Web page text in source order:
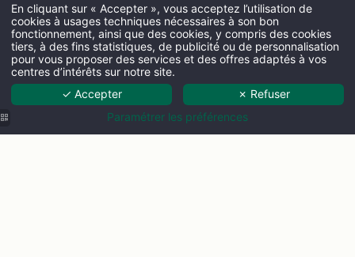
NUITS
En cliquant sur « Accepter », vous acceptez l’utilisation de
cookies à usages techniques nécessaires à son bon
fonctionnement, ainsi que des cookies, y compris des cookies
tiers, à des fins statistiques, de publicité ou de personnalisation
pour vous proposer des services et des offres adaptés à vos
centres d’intérêts sur notre site.
✓ Accepter
✗ Refuser
Paramétrer les préférences